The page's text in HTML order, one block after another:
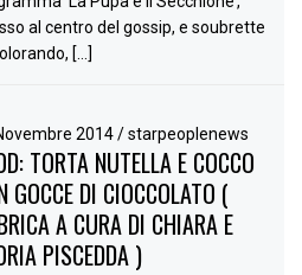
al centro del gossip, e soubrette
[…]
2014/ starpeoplenews
TORTA NUTELLA E COCCO
GOCCE DI CIOCCOLATO (
A CURA DI CHIARA E
PISCEDDA )